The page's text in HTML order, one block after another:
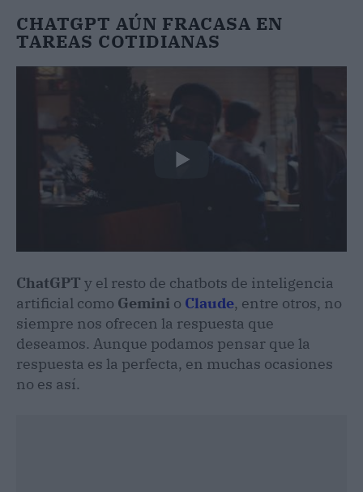
CHATGPT AÚN FRACASA EN
TAREAS COTIDIANAS
ChatGPT y el resto de chatbots de inteligencia
artificial como Gemini o Claude, entre otros, no
siempre nos ofrecen la respuesta que
deseamos. Aunque podamos pensar que la
respuesta es la perfecta, en muchas ocasiones
no es así.